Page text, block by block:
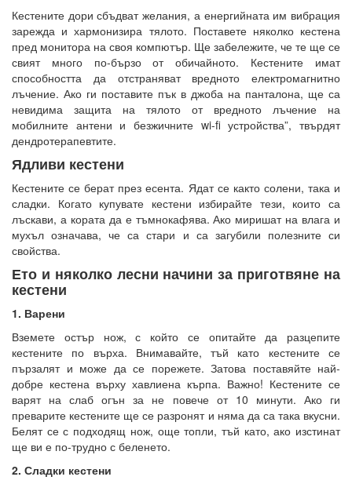
Кестените дори сбъдват желания, а енергийната им вибрация
зарежда и хармонизира тялото. Поставете няколко кестена
пред монитора на своя компютър. Ще забележите, че те ще се
свият много по-бързо от обичайното. Кестените имат
способността да отстраняват вредното електромагнитно
лъчение. Ако ги поставите пък в джоба на панталона, ще са
невидима защита на тялото от вредното лъчение на
мобилните антени и безжичните wi-fi устройства”, твърдят
дендротерапевтите.
Ядливи кестени
Кестените се берат през есента. Ядат се както солени, така и
сладки. Когато купувате кестени избирайте тези, които са
лъскави, а кората да е тъмнокафява. Ако миришат на влага и
мухъл означава, че са стари и са загубили полезните си
свойства.
Ето и няколко лесни начини за приготвяне на
кестени
1. Варени
Вземете остър нож, с който се опитайте да разцепите
кестените по върха. Внимавайте, тъй като кестените се
пързалят и може да се порежете. Затова поставяйте най-
добре кестена върху хавлиена кърпа. Важно! Кестените се
варят на слаб огън за не повече от 10 минути. Ако ги
преварите кестените ще се разронят и няма да са така вкусни.
Белят се с подходящ нож, още топли, тъй като, ако изстинат
ще ви е по-трудно с беленето.
2. Сладки кестени